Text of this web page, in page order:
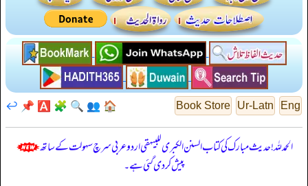
Eng
Ur-Latn
Book Store
🏠
👥
🔍
🧩
🅰️
📌
↩️
الحمدللہ! حدیث مبارک کی کتاب السنن الكبرى للبيهقي اردو عربی سرچ سہولت کے ساتھ
پیش کر دی گئی ہے۔